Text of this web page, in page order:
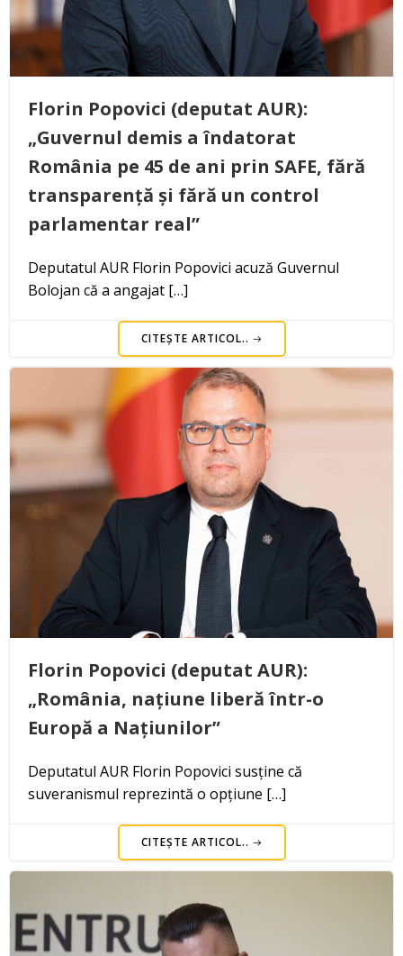
Florin Popovici (deputat AUR):
„Guvernul demis a îndatorat
România pe 45 de ani prin SAFE, fără
transparență și fără un control
parlamentar real”
Deputatul AUR Florin Popovici acuză Guvernul
Bolojan că a angajat […]
CITEȘTE ARTICOL..
Florin Popovici (deputat AUR):
„România, națiune liberă într-o
Europă a Națiunilor”
Deputatul AUR Florin Popovici susține că
suveranismul reprezintă o opțiune […]
CITEȘTE ARTICOL..